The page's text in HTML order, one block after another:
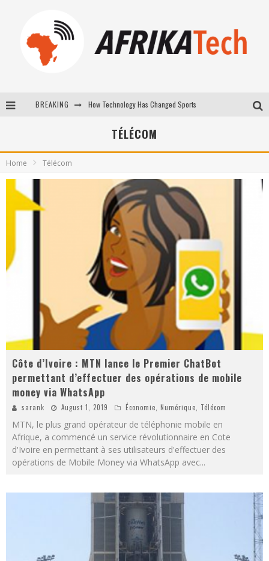
BREAKING
New to online sports betting? Consider These Tips to Play Your First Online Sports Betting Successfully
TÉLÉCOM
Home Télécom
Côte d’Ivoire : MTN lance le Premier ChatBot
permettant d’effectuer des opérations de mobile
money via WhatsApp
sarank August 1, 2019 Économie, Numérique, Télécom
MTN, le plus grand opérateur de téléphonie mobile en
Afrique, a commencé un service révolutionnaire en Cote
d'Ivoire en permettant à ses utilisateurs d'effectuer des
opérations de Mobile Money via WhatsApp avec...